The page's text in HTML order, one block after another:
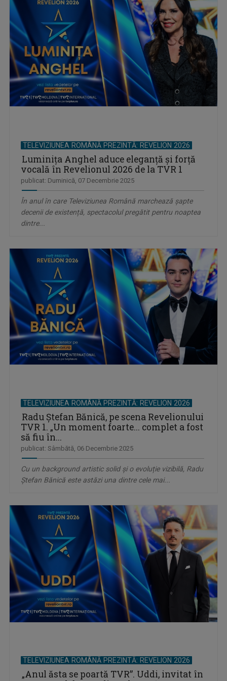
TELEVIZIUNEA ROMÂNĂ PREZINTĂ: REVELION 2026
Luminița Anghel aduce eleganță și forță
vocală în Revelionul 2026 de la TVR 1
publicat: Duminică, 07 Decembrie 2025
În anul în care Televiziunea Română marchează șapte
decenii de existență, spectacolul pregătit pentru noaptea
dintre...
TELEVIZIUNEA ROMÂNĂ PREZINTĂ: REVELION 2026
Radu Ștefan Bănică, pe scena Revelionului
TVR 1. „Un moment foarte... complet a fost
să fiu în...
publicat: Sâmbătă, 06 Decembrie 2025
Cu un background artistic solid și o evoluție vizibilă, Radu
Ștefan Bănică este astăzi una dintre cele mai...
TELEVIZIUNEA ROMÂNĂ PREZINTĂ: REVELION 2026
„Anul ăsta se poartă TVR”. Uddi, invitat în